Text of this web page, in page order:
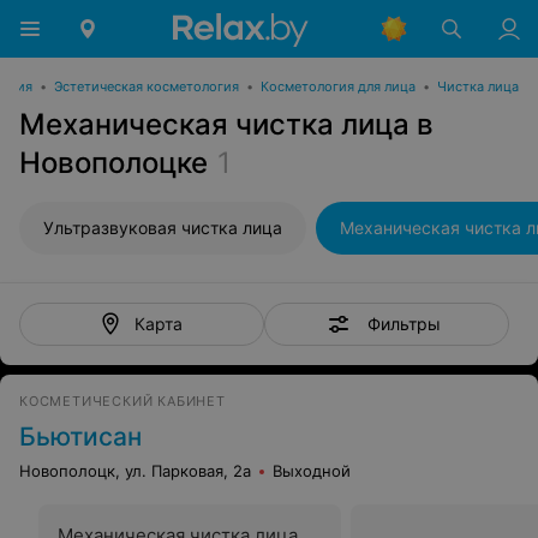
• Эстетическая косметология • Косметология для лица • Чистка лица
Механическая чистка лица в
Новополоцке 1
Ультразвуковая чистка лица Механическая чистка
Карта Фильтры
КОСМЕТИЧЕСКИЙ КАБИНЕТ
Бьютисан
Новополоцк, ул. Парковая, 2а Выходной